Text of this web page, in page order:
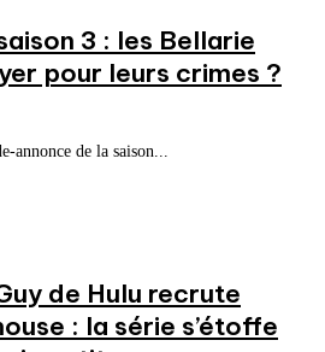
3 : les Bellarie
pour leurs crimes ?
annonce de la saison...
de Hulu recrute
: la série s’étoffe